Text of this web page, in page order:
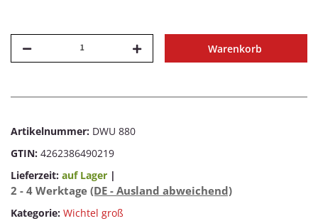
Warenkorb
Artikelnummer: DWU 880
GTIN: 4262386490219
Lieferzeit: auf Lager |
2 - 4 Werktage (DE - Ausland abweichend)
Kategorie: Wichtel groß